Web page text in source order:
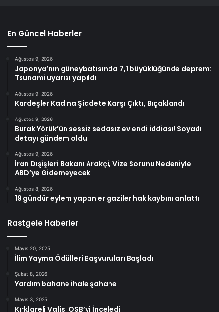
En Güncel Haberler
Ağustos 9, 2026
Japonya’nın güneybatısında 7,1 büyüklüğünde deprem:
Tsunami uyarısı yapıldı
Ağustos 9, 2026
Kardeşler Kadına Şiddete Karşı Çıktı, Bıçaklandı
Ağustos 9, 2026
Burak Yörük’ün sessiz sedasız evlendi iddiası! Soyadı
detayı gündem oldu
Ağustos 9, 2026
İran Dışişleri Bakanı Arakçi, Vize Sorunu Nedeniyle
ABD’ye Gidemeyecek
Ağustos 8, 2026
19 gündür eylem yapan er gaziler hak kaybını anlattı
Rastgele Haberler
Mayıs 20, 2025
İlim Yayma Ödülleri Başvuruları Başladı
Şubat 8, 2026
Yardım bahane ihale şahane
Mayıs 3, 2025
Kırklareli Valisi OSB’yi İnceledi